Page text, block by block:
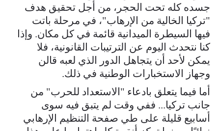
جسده كله تحت الحجر، من أجل تحقيق هدف
"تركيا الخالية من الإرهاب"، في مرحلة باتت
فيها السيطرة الميدانية قائمة في كل مكان. وإذا
كنا نتحدث اليوم عن الترتيبات القانونية، فلا
يمكن لأحد أن يتجاهل الدور الذي لعبه قالن
وجهاز الاستخبارات الوطنية في ذلك.
أما فيما يتعلق بادعاء "الاستعداد للحرب" من
جانب تركيا... ففي وقت لم يتبق فيه سوى
أسابيع قليلة على طي صفحة التنظيم الإرهابي